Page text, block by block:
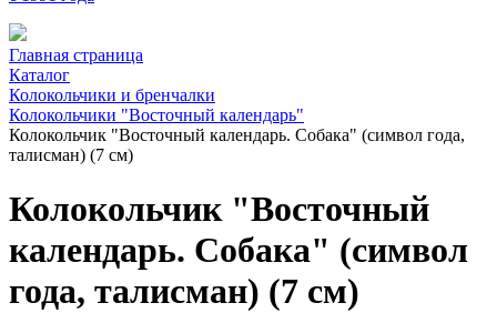
Главная страница
Каталог
Колокольчики и бренчалки
Колокольчики "Восточный календарь"
Колокольчик "Восточный календарь. Собака" (символ года,
талисман) (7 см)
Колокольчик "Восточный
календарь. Собака" (символ
года, талисман) (7 см)